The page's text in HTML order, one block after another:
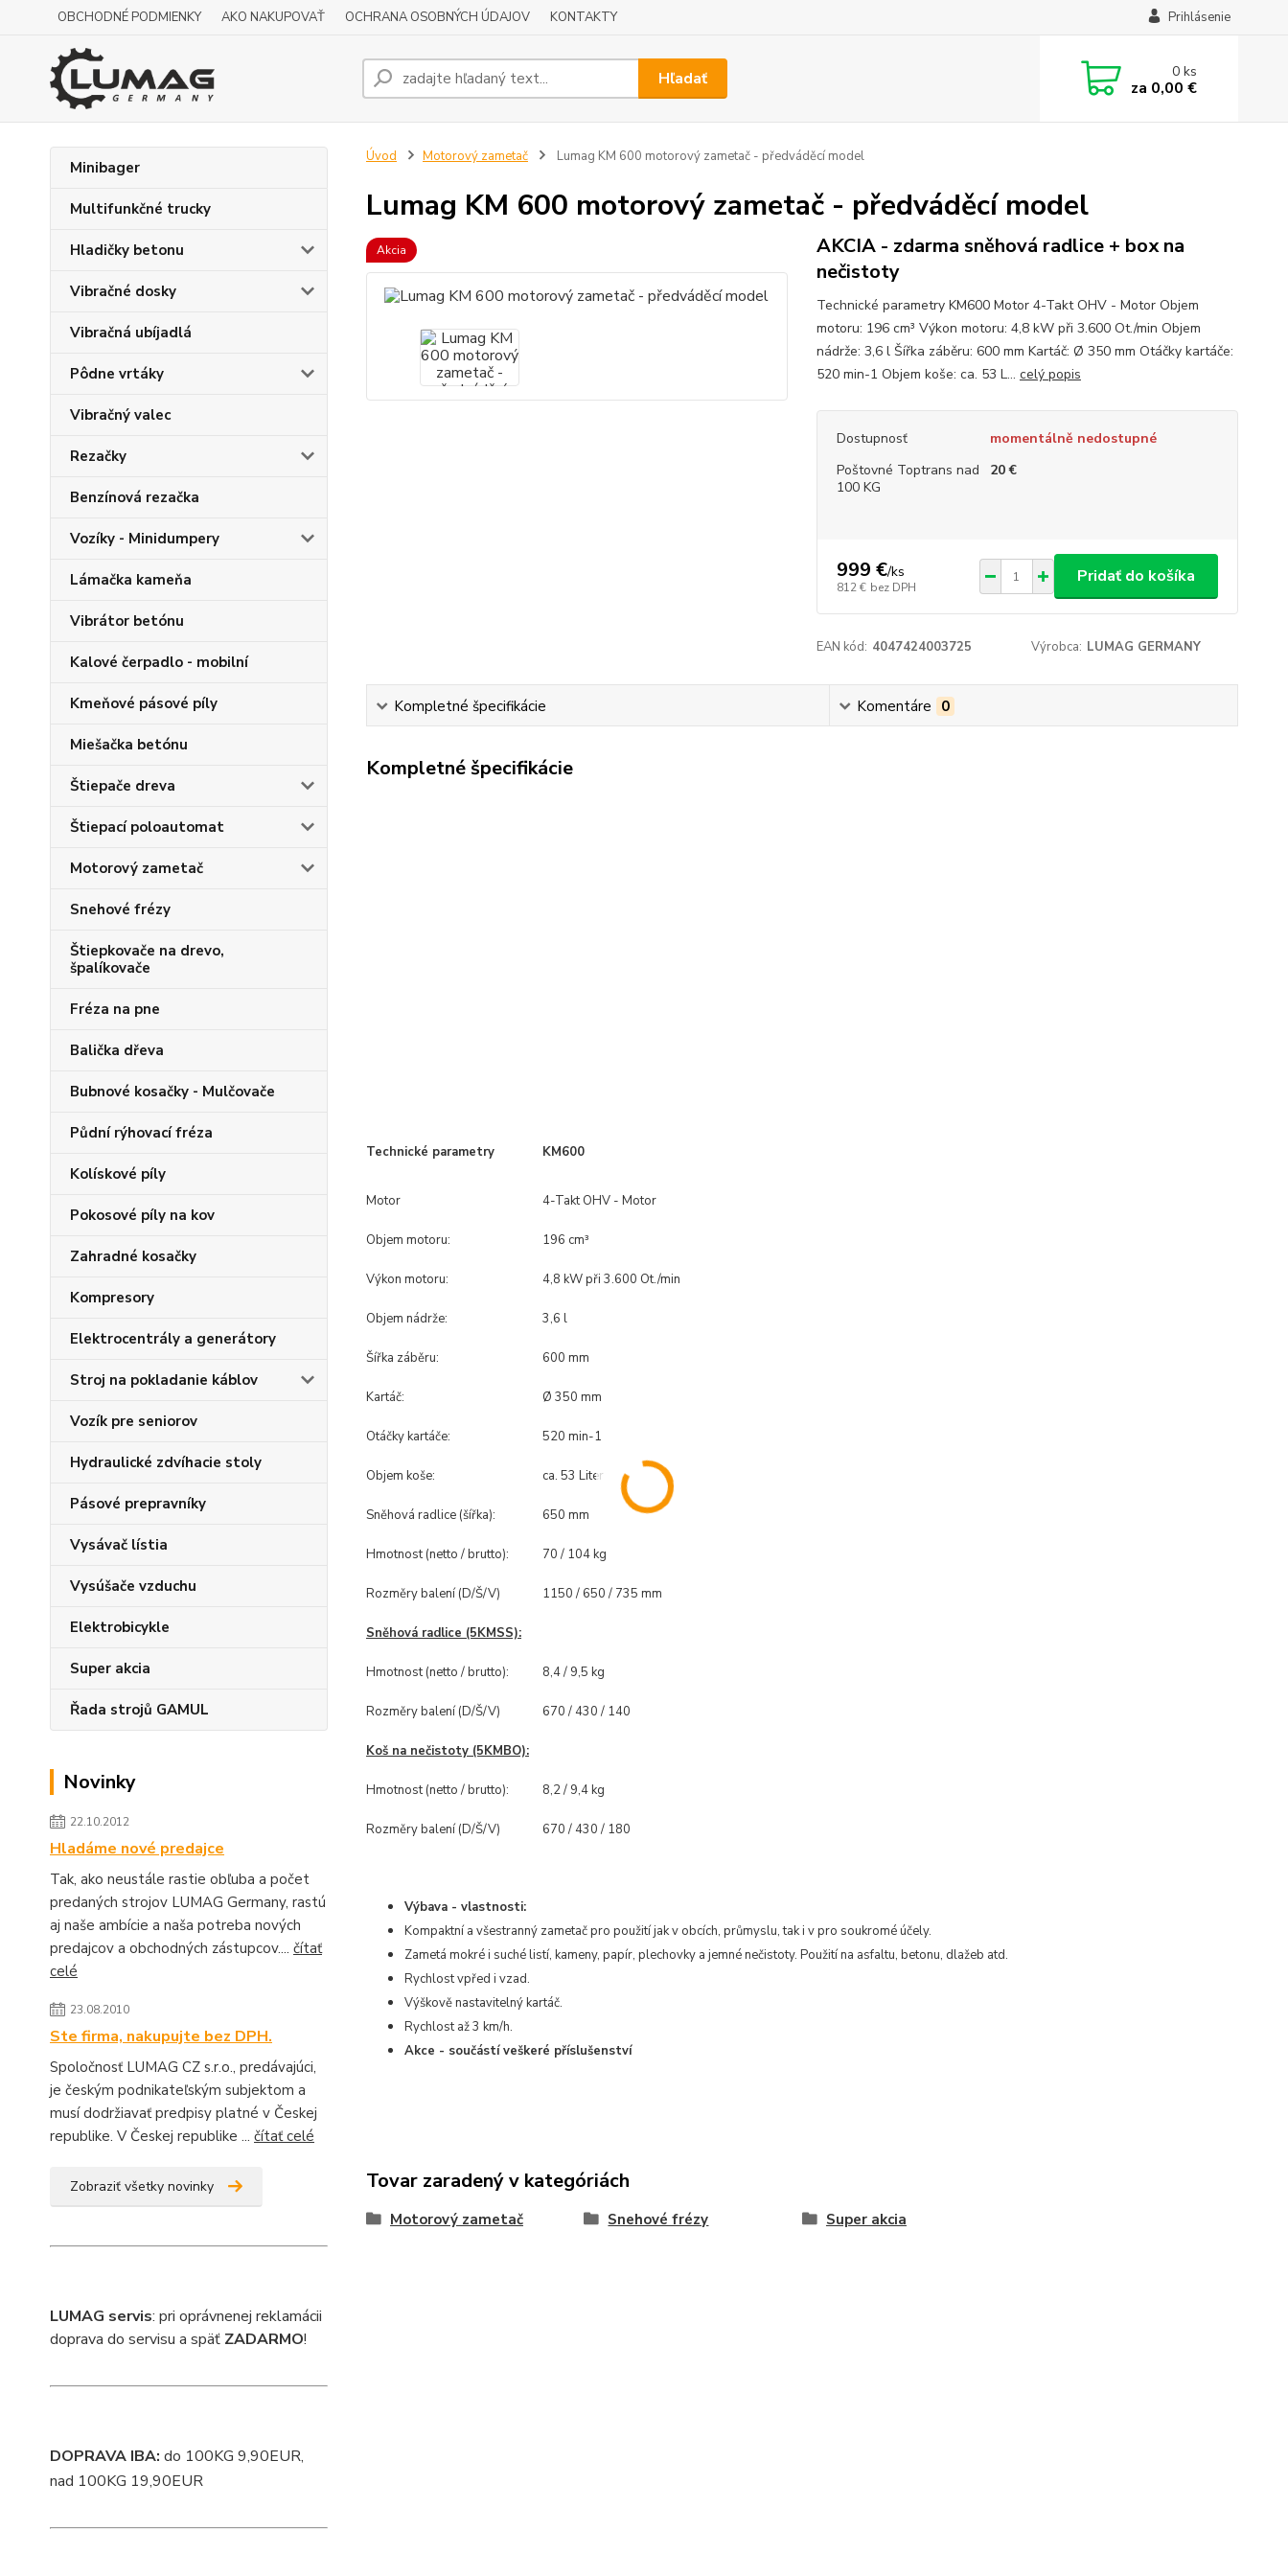
OBCHODNÉ PODMIENKY AKO NAKUPOVAŤ OCHRANA OSOBNÝCH ÚDAJOV KONTAKTY Prihlásenie
Hľadať 0ks
za 0,00 €
Minibager
Multifunkčné trucky
Hladičky betonu
Vibračné dosky
Vibračná ubíjadlá
Pôdne vrtáky
Vibračný valec
Rezačky
Benzínová rezačka
Vozíky - Minidumpery
Lámačka kameňa
Vibrátor betónu
Kalové čerpadlo - mobilní
Kmeňové pásové píly
Miešačka betónu
Štiepače dreva
Štiepací poloautomat
Motorový zametač
Snehové frézy
Štiepkovače na drevo,
špalíkovače
Fréza na pne
Balička dřeva
Bubnové kosačky - Mulčovače
Půdní rýhovací fréza
Kolískové píly
Pokosové píly na kov
Zahradné kosačky
Kompresory
Elektrocentrály a generátory
Stroj na pokladanie káblov
Vozík pre seniorov
Hydraulické zdvíhacie stoly
Pásové prepravníky
Vysávač lístia
Vysúšače vzduchu
Elektrobicykle
Super akcia
Řada strojů GAMUL
Novinky
22.10.2012
Hladáme nové predajce
Tak, ako neustále rastie obľuba a počet
predaných strojov LUMAG Germany, rastú
aj naše ambície a naša potreba nových
predajcov a obchodných zástupcov.... čítať
celé
23.08.2010
Ste firma, nakupujte bez DPH.
Spoločnosť LUMAG CZ s.r.o., predávajúci,
je českým podnikateľským subjektom a
musí dodržiavať predpisy platné v Českej
republike. V Českej republike ... čítať celé
Zobraziť všetky novinky
LUMAG servis: pri oprávnenej reklamácii
doprava do servisu a späť ZADARMO!
DOPRAVA IBA: do 100KG 9,90EUR,
nad 100KG 19,90EUR
Úvod Motorový zametač Lumag KM 600 motorový zametač - předváděcí model
Lumag KM 600 motorový zametač - předváděcí model
Akcia
AKCIA - zdarma sněhová radlice + box na
nečistoty
Technické parametry KM600 Motor 4-Takt OHV - Motor Objem
motoru: 196 cm³ Výkon motoru: 4,8 kW při 3.600 Ot./min Objem
nádrže: 3,6 l Šířka záběru: 600 mm Kartáč: Ø 350 mm Otáčky kartáče:
520 min-1 Objem koše: ca. 53 L... celý popis
Dostupnosť
momentálně nedostupné
Poštovné Toptrans nad
100 KG
20 €
999 €/ks
812 € bez DPH
Pridať do košíka
EAN kód: 4047424003725 Výrobca: LUMAG GERMANY
Kompletné špecifikácie Komentáre 0
Kompletné špecifikácie
Technické parametry KM600
Motor 4-Takt OHV - Motor
Objem motoru: 196 cm³
Výkon motoru: 4,8 kW při 3.600 Ot./min
Objem nádrže: 3,6 l
Šířka záběru: 600 mm
Kartáč: Ø 350 mm
Otáčky kartáče: 520 min-1
Objem koše: ca. 53 Liter
Sněhová radlice (šířka): 650 mm
Hmotnost (netto / brutto): 70 / 104 kg
Rozměry balení (D/Š/V) 1150 / 650 / 735 mm
Sněhová radlice (5KMSS):
Hmotnost (netto / brutto): 8,4 / 9,5 kg
Rozměry balení (D/Š/V) 670 / 430 / 140
Koš na nečistoty (5KMBO):
Hmotnost (netto / brutto): 8,2 / 9,4 kg
Rozměry balení (D/Š/V) 670 / 430 / 180
Výbava - vlastnosti:
Kompaktní a všestranný zametač pro použití jak v obcích, průmyslu, tak i v pro soukromé účely.
Zametá mokré i suché listí, kameny, papír, plechovky a jemné nečistoty. Použití na asfaltu, betonu, dlažeb atd.
Rychlost vpřed i vzad.
Výškově nastavitelný kartáč.
Rychlost až 3 km/h.
Akce - součástí veškeré příslušenství
Tovar zaradený v kategóriách
Motorový zametač Snehové frézy Super akcia